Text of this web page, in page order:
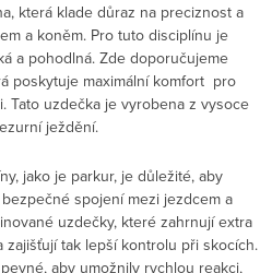
která klade důraz na preciznost a
a koněm. Pro tuto disciplínu je
a pohodlná. Zde doporučujeme
poskytuje maximální komfort pro
Tato uzdečka je vyrobena z vysoce
ježdění.
jako je parkur, je důležité, aby
spojení mezi jezdcem a
uzdečky, které zahrnují extra
tak lepší kontrolu při skocích.
aby umožnily rychlou reakci,